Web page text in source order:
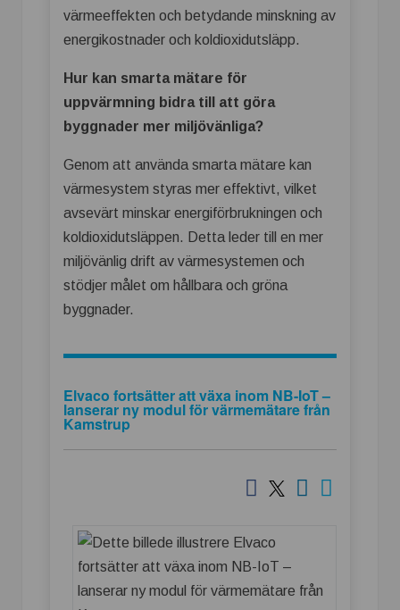
värmeeffekten och betydande minskning av
energikostnader och koldioxidutsläpp.
Hur kan smarta mätare för
uppvärmning bidra till att göra
byggnader mer miljövänliga?
Genom att använda smarta mätare kan
värmesystem styras mer effektivt, vilket
avsevärt minskar energiförbrukningen och
koldioxidutsläppen. Detta leder till en mer
miljövänlig drift av värmesystemen och
stödjer målet om hållbara och gröna
byggnader.
Elvaco fortsätter att växa inom NB-IoT –
lanserar ny modul för värmemätare från
Kamstrup